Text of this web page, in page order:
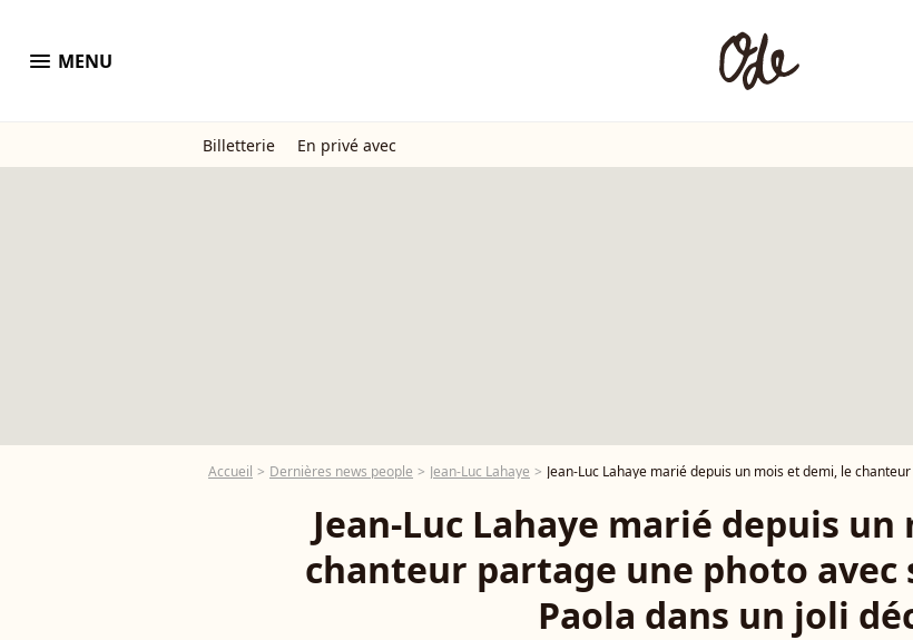
menu MENU
Billetterie En privé avec
Accueil Dernières news people Jean-Luc Lahaye Jean-Luc Lahaye marié depuis un mois et demi, le chanteur
Jean-Luc Lahaye marié depuis
chanteur partage une photo avec
Paola dans un joli